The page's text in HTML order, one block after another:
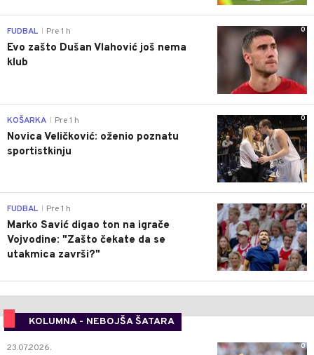
0
FUDBAL Pre 1 h
Evo zašto Dušan Vlahović još nema
klub
0
KOŠARKA Pre 1 h
Novica Veličković: oženio poznatu
sportistkinju
0
FUDBAL Pre 1 h
Marko Savić digao ton na igrače
Vojvodine: "Zašto čekate da se
utakmica završi?"
KOLUMNA - NEBOJŠA ŠATARA
0
23.07.2026.